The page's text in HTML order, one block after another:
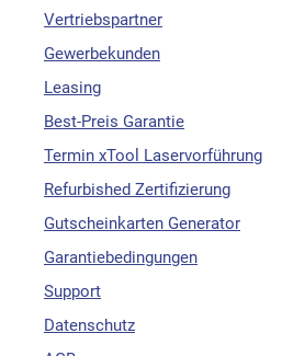
Vertriebspartner
Gewerbekunden
Leasing
Best-Preis Garantie
Termin xTool Laservorführung
Refurbished Zertifizierung
Gutscheinkarten Generator
Garantiebedingungen
Support
Datenschutz